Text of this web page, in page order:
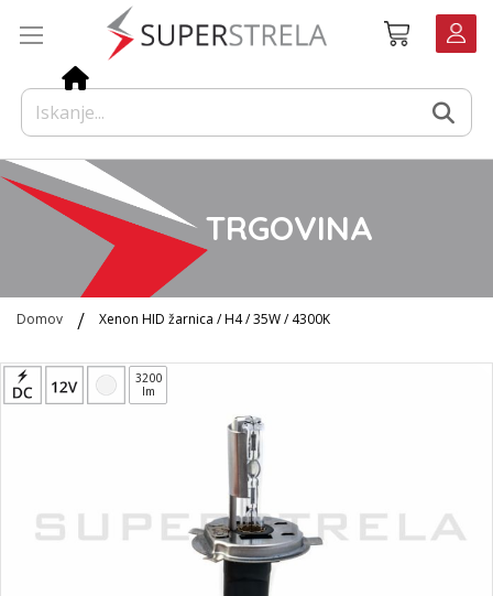
Košarica
TRGOVINA
Domov Xenon HID žarnica / H4 / 35W / 4300K
Preskoči
na
3200
lm